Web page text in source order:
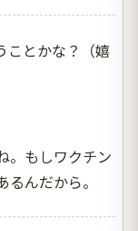
ことかな？（嬉
。もしワクチン
んだから。